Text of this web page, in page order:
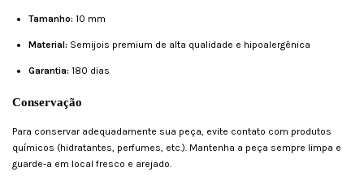
Tamanho: 10 mm
Material: Semijois premium de alta qualidade e hipoalergênica
Garantia: 180 dias
Conservação
Para conservar adequadamente sua peça, evite contato com produtos
químicos (hidratantes, perfumes, etc.). Mantenha a peça sempre limpa e
guarde-a em local fresco e arejado.